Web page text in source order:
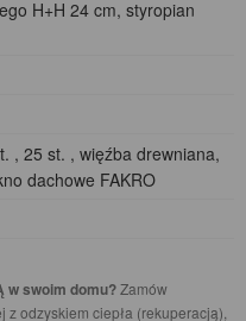
H+H 24 cm, styropian
, 25 st. , więźba drewniana,
dachowe FAKRO
w swoim domu?Zamów
odzyskiem ciepła (rekuperacją),